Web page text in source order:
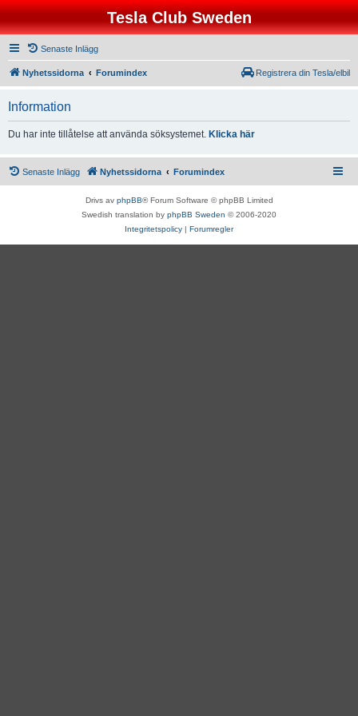
Tesla Club Sweden
Senaste Inlägg
Nyhetssidorna Forumindex Registrera din Tesla/elbil
Information
Du har inte tillåtelse att använda söksystemet. Klicka här
Senaste Inlägg Nyhetssidorna Forumindex
Drivs av phpBB® Forum Software © phpBB Limited
Swedish translation by phpBB Sweden © 2006-2020
Integritetspolicy | Forumregler